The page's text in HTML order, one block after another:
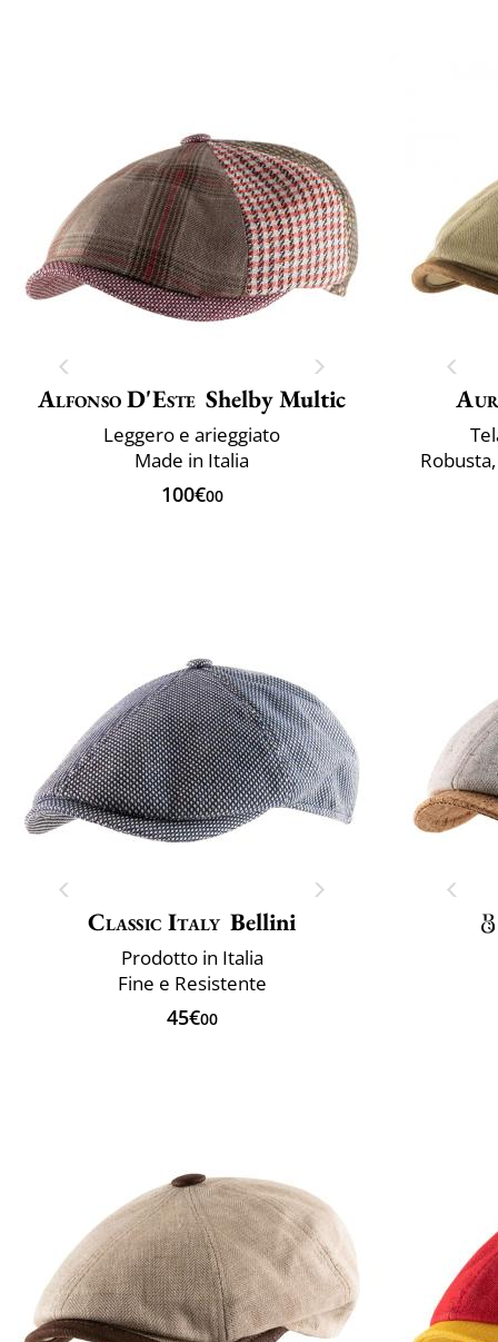
Alfonso D'Este Shelby Multic
Leggero e arieggiato
Made in Italia
100€00
Classic Italy Bellini
Prodotto in Italia
Fine e Resistente
45€00